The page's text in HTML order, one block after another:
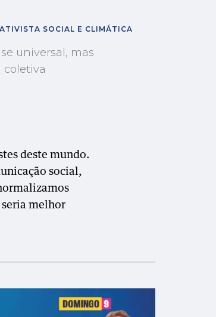
SOCIAL E CLIMÁTICA
universal, mas
coletiva
deste mundo.
social,
melhor